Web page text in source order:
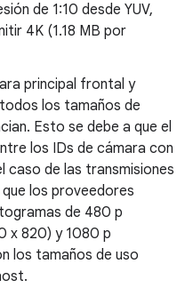
de 1:10 desde YUV,
4K (1.18 MB por
principal frontal y
los tamaños de
Esto se debe a que el
los IDs de cámara con
caso de las transmisiones
los proveedores
de 480 p
x 820) y 1080 p
los tamaños de uso